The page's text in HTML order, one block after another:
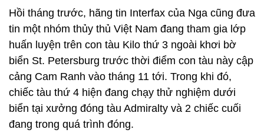
Hồi tháng trước, hãng tin Interfax của Nga cũng đưa
tin một nhóm thủy thủ Việt Nam đang tham gia lớp
huấn luyện trên con tàu Kilo thứ 3 ngoài khơi bờ
biển St. Petersburg trước thời điểm con tàu này cập
cảng Cam Ranh vào tháng 11 tới. Trong khi đó,
chiếc tàu thứ 4 hiện đang chạy thử nghiệm dưới
biển tại xưởng đóng tàu Admiralty và 2 chiếc cuối
đang trong quá trình đóng.